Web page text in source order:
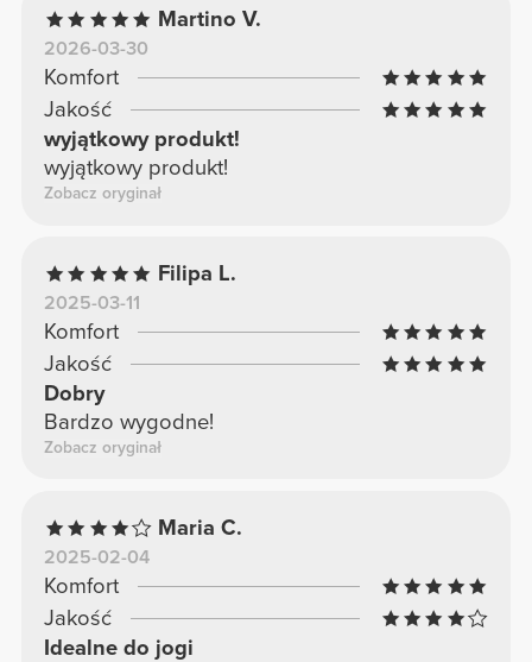
Martino V.
2026-03-30
Komfort
Jakość
wyjątkowy produkt!
wyjątkowy produkt!
Zobacz oryginał
Filipa L.
2025-03-11
Komfort
Jakość
Dobry
Bardzo wygodne!
Zobacz oryginał
Maria C.
2025-02-04
Komfort
Jakość
Idealne do jogi